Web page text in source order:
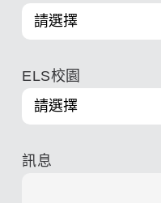
ELS校園
訊息